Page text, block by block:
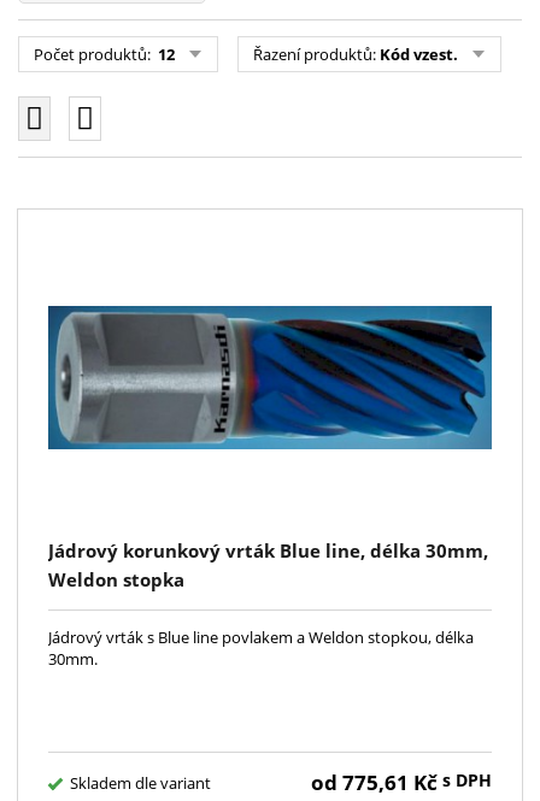
Počet produktů: 12 Řazení produktů: Kód vzest.
Jádrový korunkový vrták Blue line, délka 30mm,
Weldon stopka
Jádrový vrták s Blue line povlakem a Weldon stopkou, délka
30mm.
Skladem dle variant od 775,61 Kč s DPH